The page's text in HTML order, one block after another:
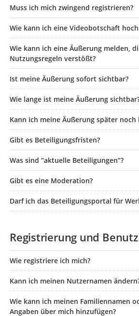
Muss ich mich zwingend registrieren?
Wie kann ich eine Videobotschaft
Wie kann ich eine Äußerung melden,
Nutzungsregeln verstößt?
Ist meine Äußerung sofort sichtbar?
Wie lange ist meine Äußerung
Kann ich meine Äußerung später noch
Gibt es Beteiligungsfristen?
Was sind “aktuelle Beteiligungen”?
Gibt es eine Moderation?
Darf ich das Beteiligungsportal für
Registrierung und
Wie registriere ich mich?
Kann ich meinen Nutzernamen
Wie kann ich meinen Familiennamen
Angaben über mich hinzufügen?